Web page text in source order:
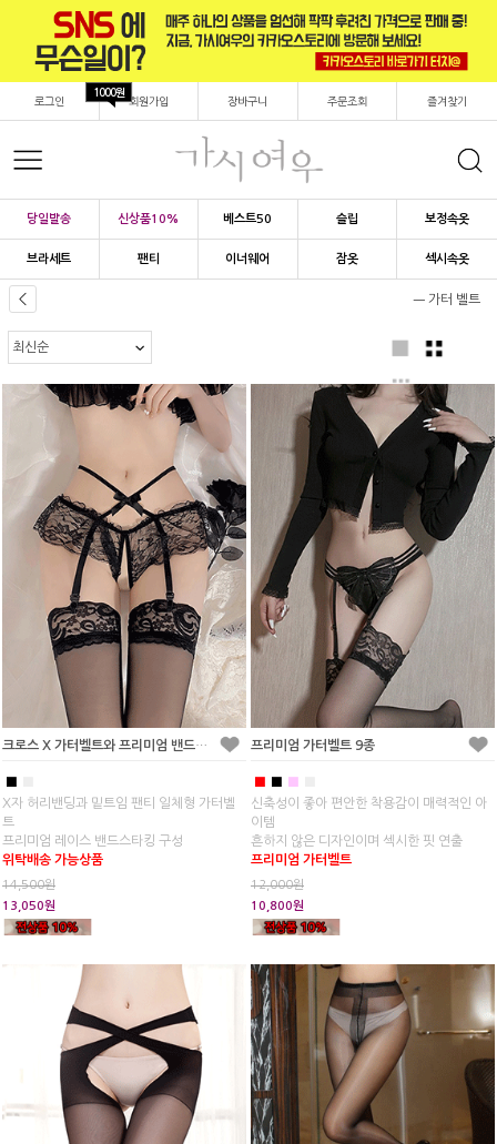
로그인 회원가입
1000원
장바구니 주문조회 즐겨찾기
당일발송 신상품10% 베스트50 슬립 보정속옷
브라세트 팬티 이너웨어 잠옷 섹시속옷
ㅡ 가터 벨트
크로스 X 가터벨트와 프리미엄 밴드스타킹 세트
■
X자 허리밴딩과 밑트임 팬티 일체형 가터벨
트
프리미엄 레이스 밴드스타킹 구성
위탁배송 가능상품
14,500원
13,050원
프리미엄 가터벨트 9종
■ ■ ■
신축성이 좋아 편안한 착용감이 매력적인 아
이템
흔하지 않은 디자인이며 섹시한 핏 연출
프리미엄 가터벨트
12,000원
10,800원